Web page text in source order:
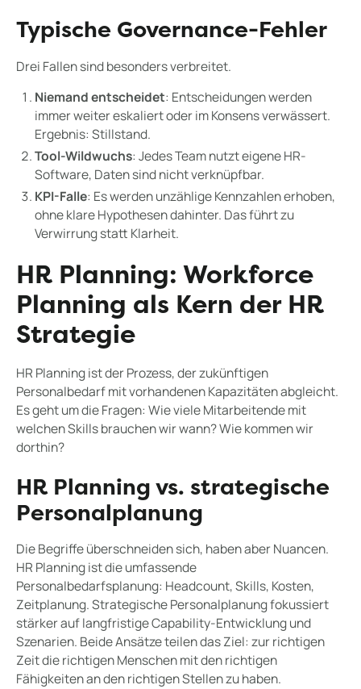
Typische Governance-Fehler
Drei Fallen sind besonders verbreitet.
Niemand entscheidet: Entscheidungen werden
immer weiter eskaliert oder im Konsens verwässert.
Ergebnis: Stillstand.
Tool-Wildwuchs: Jedes Team nutzt eigene HR-
Software, Daten sind nicht verknüpfbar.
KPI-Falle: Es werden unzählige Kennzahlen erhoben,
ohne klare Hypothesen dahinter. Das führt zu
Verwirrung statt Klarheit.
HR Planning: Workforce
Planning als Kern der HR
Strategie
HR Planning ist der Prozess, der zukünftigen
Personalbedarf mit vorhandenen Kapazitäten abgleicht.
Es geht um die Fragen: Wie viele Mitarbeitende mit
welchen Skills brauchen wir wann? Wie kommen wir
dorthin?
HR Planning vs. strategische
Personalplanung
Die Begriffe überschneiden sich, haben aber Nuancen.
HR Planning ist die umfassende
Personalbedarfsplanung: Headcount, Skills, Kosten,
Zeitplanung. Strategische Personalplanung fokussiert
stärker auf langfristige Capability-Entwicklung und
Szenarien. Beide Ansätze teilen das Ziel: zur richtigen
Zeit die richtigen Menschen mit den richtigen
Fähigkeiten an den richtigen Stellen zu haben.